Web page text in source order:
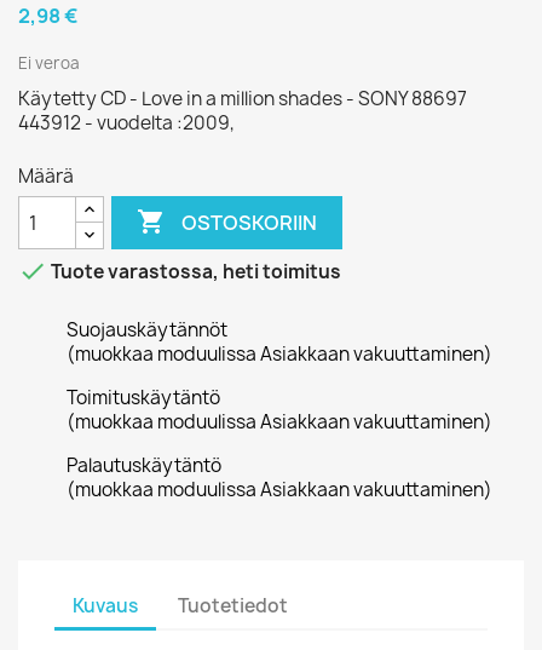
2,98 €
Ei veroa
Käytetty CD - Love in a million shades - SONY 88697
443912 - vuodelta :2009,
Määrä
 OSTOSKORIIN
 Tuote varastossa, heti toimitus
Suojauskäytännöt
(muokkaa moduulissa Asiakkaan vakuuttaminen)
Toimituskäytäntö
(muokkaa moduulissa Asiakkaan vakuuttaminen)
Palautuskäytäntö
(muokkaa moduulissa Asiakkaan vakuuttaminen)
Kuvaus Tuotetiedot